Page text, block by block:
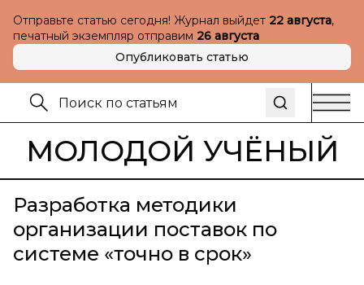
Отправьте статью сегодня! Журнал выйдет 22 августа,
печатный экземпляр отправим 26 августа
Опубликовать статью
МОЛОДОЙ УЧЁНЫЙ
Разработка методики
организации поставок по
системе «точно в срок»